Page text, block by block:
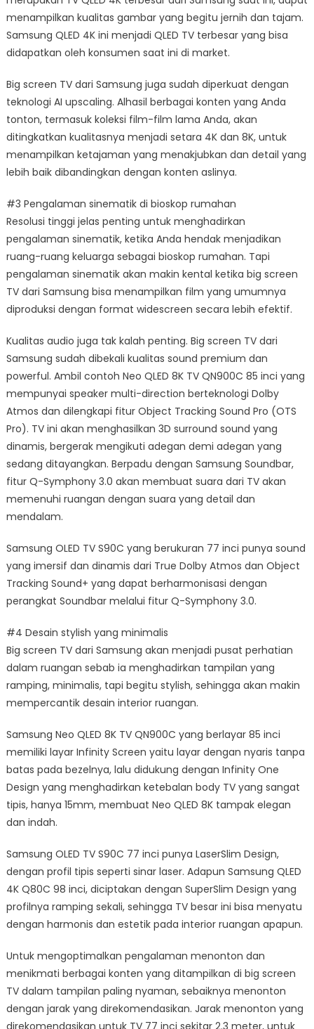
menampilkan kualitas gambar yang begitu jernih dan tajam.
Samsung QLED 4K ini menjadi QLED TV terbesar yang bisa
didapatkan oleh konsumen saat ini di market.
Big screen TV dari Samsung juga sudah diperkuat dengan
teknologi AI upscaling. Alhasil berbagai konten yang Anda
tonton, termasuk koleksi film-film lama Anda, akan
ditingkatkan kualitasnya menjadi setara 4K dan 8K, untuk
menampilkan ketajaman yang menakjubkan dan detail yang
lebih baik dibandingkan dengan konten aslinya.
#3 Pengalaman sinematik di bioskop rumahan
Resolusi tinggi jelas penting untuk menghadirkan
pengalaman sinematik, ketika Anda hendak menjadikan
ruang-ruang keluarga sebagai bioskop rumahan. Tapi
pengalaman sinematik akan makin kental ketika big screen
TV dari Samsung bisa menampilkan film yang umumnya
diproduksi dengan format widescreen secara lebih efektif.
Kualitas audio juga tak kalah penting. Big screen TV dari
Samsung sudah dibekali kualitas sound premium dan
powerful. Ambil contoh Neo QLED 8K TV QN900C 85 inci yang
mempunyai speaker multi-direction berteknologi Dolby
Atmos dan dilengkapi fitur Object Tracking Sound Pro (OTS
Pro). TV ini akan menghasilkan 3D surround sound yang
dinamis, bergerak mengikuti adegan demi adegan yang
sedang ditayangkan. Berpadu dengan Samsung Soundbar,
fitur Q-Symphony 3.0 akan membuat suara dari TV akan
memenuhi ruangan dengan suara yang detail dan
mendalam.
Samsung OLED TV S90C yang berukuran 77 inci punya sound
yang imersif dan dinamis dari True Dolby Atmos dan Object
Tracking Sound+ yang dapat berharmonisasi dengan
perangkat Soundbar melalui fitur Q-Symphony 3.0.
#4 Desain stylish yang minimalis
Big screen TV dari Samsung akan menjadi pusat perhatian
dalam ruangan sebab ia menghadirkan tampilan yang
ramping, minimalis, tapi begitu stylish, sehingga akan makin
mempercantik desain interior ruangan.
Samsung Neo QLED 8K TV QN900C yang berlayar 85 inci
memiliki layar Infinity Screen yaitu layar dengan nyaris tanpa
batas pada bezelnya, lalu didukung dengan Infinity One
Design yang menghadirkan ketebalan body TV yang sangat
tipis, hanya 15mm, membuat Neo QLED 8K tampak elegan
dan indah.
Samsung OLED TV S90C 77 inci punya LaserSlim Design,
dengan profil tipis seperti sinar laser. Adapun Samsung QLED
4K Q80C 98 inci, diciptakan dengan SuperSlim Design yang
profilnya ramping sekali, sehingga TV besar ini bisa menyatu
dengan harmonis dan estetik pada interior ruangan apapun.
Untuk mengoptimalkan pengalaman menonton dan
menikmati berbagai konten yang ditampilkan di big screen
TV dalam tampilan paling nyaman, sebaiknya menonton
dengan jarak yang direkomendasikan. Jarak menonton yang
direkomendasikan untuk TV 77 inci sekitar 2.3 meter, untuk